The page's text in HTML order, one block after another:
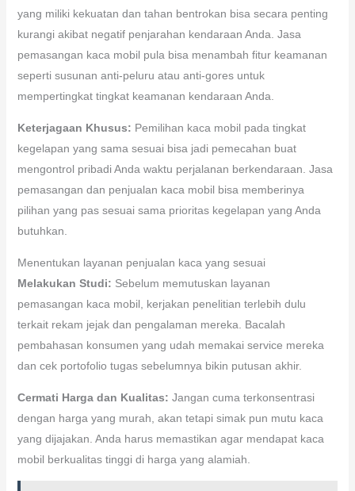
yang miliki kekuatan dan tahan bentrokan bisa secara penting
kurangi akibat negatif penjarahan kendaraan Anda. Jasa
pemasangan kaca mobil pula bisa menambah fitur keamanan
seperti susunan anti-peluru atau anti-gores untuk
mempertingkat tingkat keamanan kendaraan Anda.
Keterjagaan Khusus: Pemilihan kaca mobil pada tingkat
kegelapan yang sama sesuai bisa jadi pemecahan buat
mengontrol pribadi Anda waktu perjalanan berkendaraan. Jasa
pemasangan dan penjualan kaca mobil bisa memberinya
pilihan yang pas sesuai sama prioritas kegelapan yang Anda
butuhkan.
Menentukan layanan penjualan kaca yang sesuai
Melakukan Studi: Sebelum memutuskan layanan
pemasangan kaca mobil, kerjakan penelitian terlebih dulu
terkait rekam jejak dan pengalaman mereka. Bacalah
pembahasan konsumen yang udah memakai service mereka
dan cek portofolio tugas sebelumnya bikin putusan akhir.
Cermati Harga dan Kualitas: Jangan cuma terkonsentrasi
dengan harga yang murah, akan tetapi simak pun mutu kaca
yang dijajakan. Anda harus memastikan agar mendapat kaca
mobil berkualitas tinggi di harga yang alamiah.